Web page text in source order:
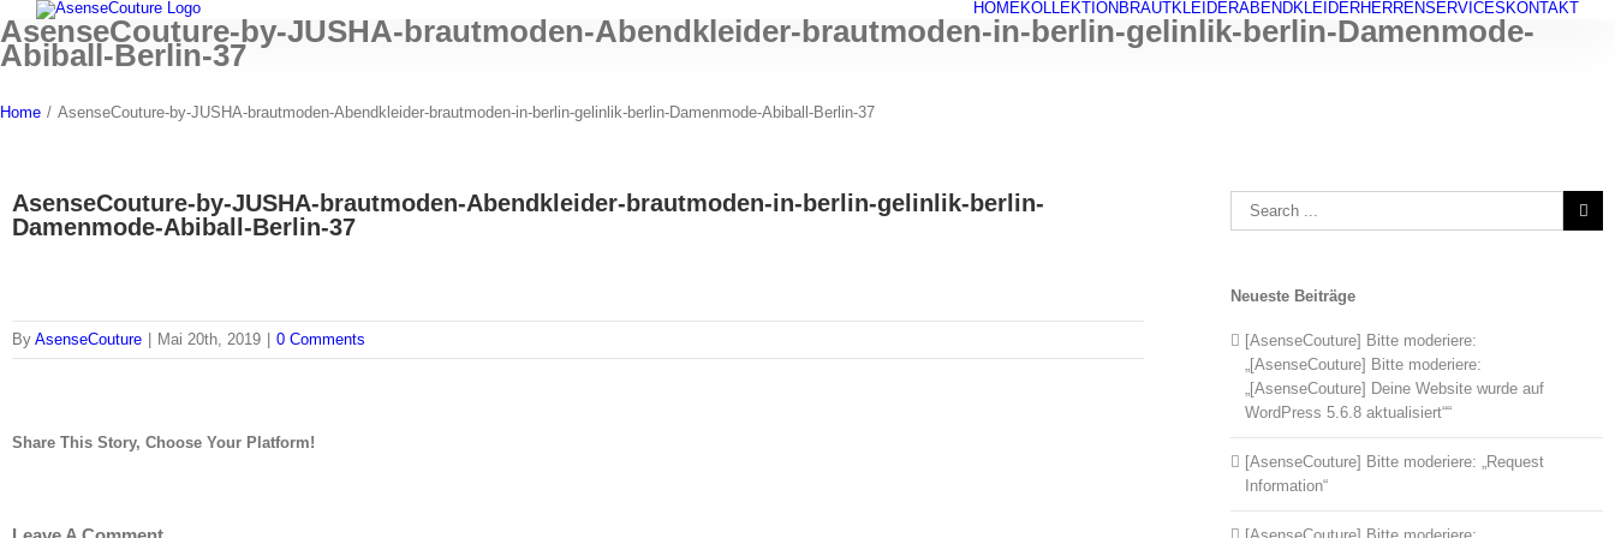
to
content
HOMEKOLLEKTION BRAUTKLEIDERABENDKLEIDERHERRENSERVICES KONTAKT
AsenseCouture-by-JUSHA-brautmoden-Abendkleider-brautmoden-in-berlin-gelinlik-berlin-Damenmode-
Abiball-Berlin-37
Home / AsenseCouture-by-JUSHA-brautmoden-Abendkleider-brautmoden-in-berlin-gelinlik-berlin-Damenmode-Abiball-Berlin-37
AsenseCouture-by-JUSHA-brautmoden-Abendkleider-brautmoden-in-berlin-gelinlik-berlin-
Damenmode-Abiball-Berlin-37
By AsenseCouture Mai 20th, 2019 0 Comments
Share This Story, Choose Your Platform!
Search
for:
Neueste Beiträge
[AsenseCouture] Bitte moderiere:
„[AsenseCouture] Bitte moderiere:
„[AsenseCouture] Deine Website wurde auf
WordPress 5.6.8 aktualisiert““
[AsenseCouture] Bitte moderiere: „Request
Information“